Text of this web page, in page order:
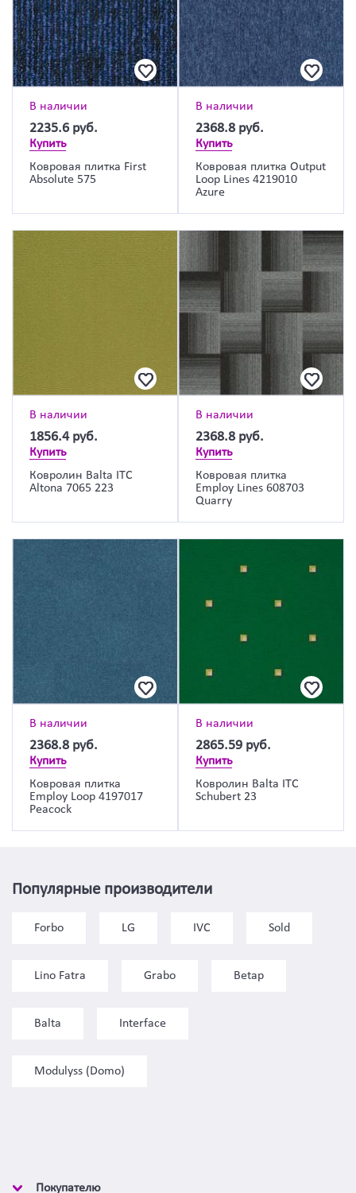
В наличии
2235.6 руб.
Купить
Ковровая плитка First
Absolute 575
В наличии
2368.8 руб.
Купить
Ковровая плитка Output
Loop Lines 4219010
Azure
В наличии
1856.4 руб.
Купить
Ковролин Balta ITC
Altona 7065 223
В наличии
2368.8 руб.
Купить
Ковровая плитка
Employ Lines 608703
Quarry
В наличии
2368.8 руб.
Купить
Ковровая плитка
Employ Loop 4197017
Peacock
В наличии
2865.59 руб.
Купить
Ковролин Balta ITC
Schubert 23
Популярные производители
Forbo LG IVC Sold
Lino Fatra Grabo Betap
Balta Interface
Modulyss (Domo)
Покупателю